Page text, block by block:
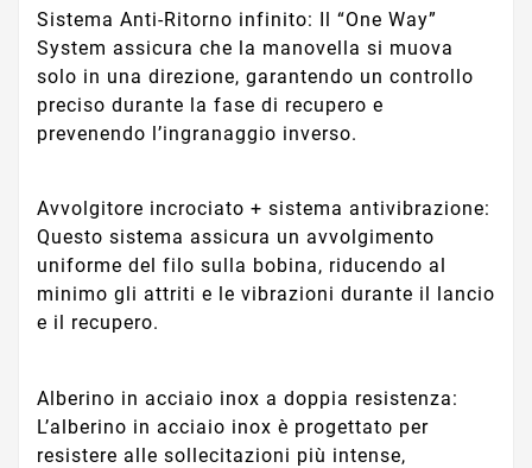
Sistema Anti-Ritorno infinito: Il “One Way”
System assicura che la manovella si muova
solo in una direzione, garantendo un controllo
preciso durante la fase di recupero e
prevenendo l’ingranaggio inverso.
Avvolgitore incrociato + sistema antivibrazione:
Questo sistema assicura un avvolgimento
uniforme del filo sulla bobina, riducendo al
minimo gli attriti e le vibrazioni durante il lancio
e il recupero.
Alberino in acciaio inox a doppia resistenza:
L’alberino in acciaio inox è progettato per
resistere alle sollecitazioni più intense,